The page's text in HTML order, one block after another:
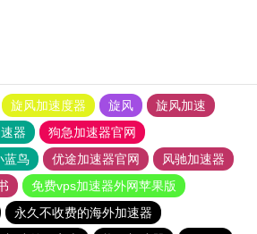
旋风加速度器 旋风
旋风加速
器
狗急加速器官网
蓝鸟 优途加速器官网
风驰加速器
免费vps加速器外网苹果版
永久不收费的海外加速器